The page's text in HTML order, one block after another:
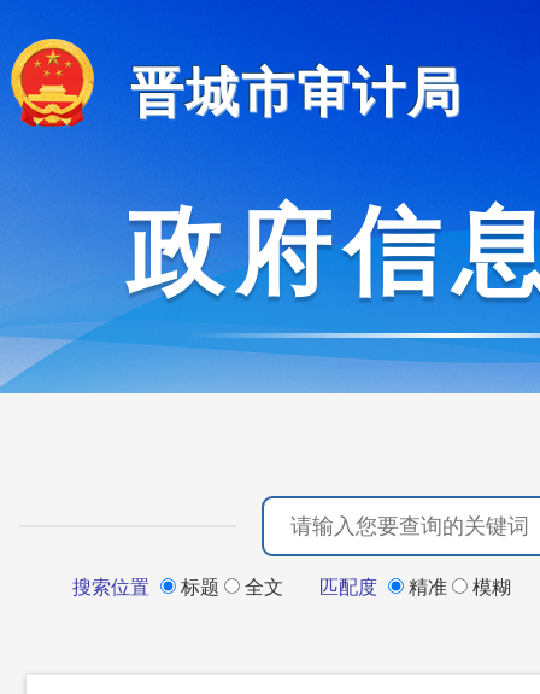
晋城市审计局
政府信
搜索位置 标题 全文 匹配度 精准 模糊